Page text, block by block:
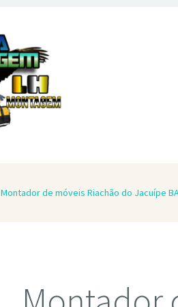
Montador de móveis Riachão do Jacuípe